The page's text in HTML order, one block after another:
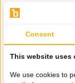
Consent
This website uses
We use cookies to